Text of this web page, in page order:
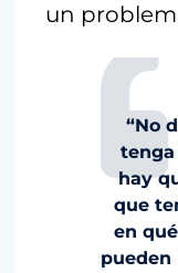
un
“No
tenga
hay
que
en
pueden